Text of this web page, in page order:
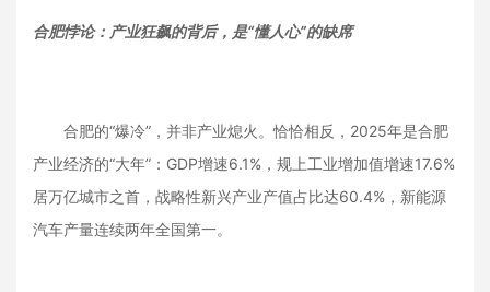
合肥悖论：产业狂飙的背后，是“懂人心”的缺席
合肥的“爆冷”，并非产业熄火。恰恰相反，2025年是合肥
产业经济的“大年”：GDP增速6.1%，规上工业增加值增速17.6%
居万亿城市之首，战略性新兴产业产值占比达60.4%，新能源
汽车产量连续两年全国第一。